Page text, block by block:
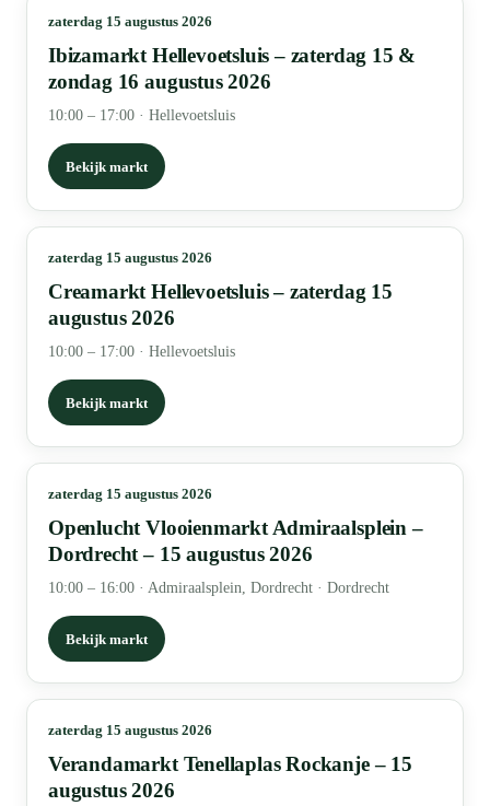
zaterdag 15 augustus 2026
Ibizamarkt Hellevoetsluis – zaterdag 15 &
zondag 16 augustus 2026
10:00 – 17:00 · Hellevoetsluis
Bekijk markt
zaterdag 15 augustus 2026
Creamarkt Hellevoetsluis – zaterdag 15
augustus 2026
10:00 – 17:00 · Hellevoetsluis
Bekijk markt
zaterdag 15 augustus 2026
Openlucht Vlooienmarkt Admiraalsplein –
Dordrecht – 15 augustus 2026
10:00 – 16:00 · Admiraalsplein, Dordrecht · Dordrecht
Bekijk markt
zaterdag 15 augustus 2026
Verandamarkt Tenellaplas Rockanje – 15
augustus 2026